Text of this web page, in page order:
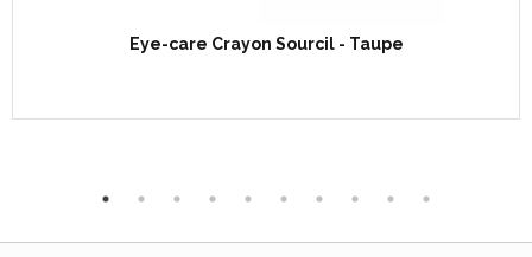
Eye-care Crayon Sourcil - Taupe